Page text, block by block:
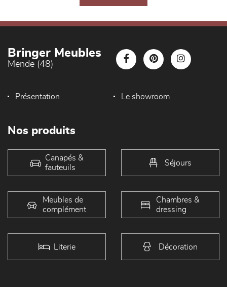
Bringer Meubles
Mende (48)
Présentation Le showroom
Nos produits
Canapés &
fauteuils
Séjours
Meubles de
complément
Chambres &
dressing
Literie Décoration